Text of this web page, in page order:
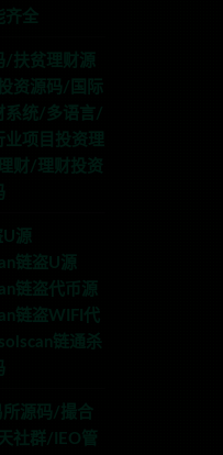
齐全
/扶贫理财源
资源码/国际
系统/多语言/
业项目投资理
财/理财投资
U源
链盗U源
链盗代币源
链盗WIFI代
链通杀
所源码/撮合
社群/IEO管